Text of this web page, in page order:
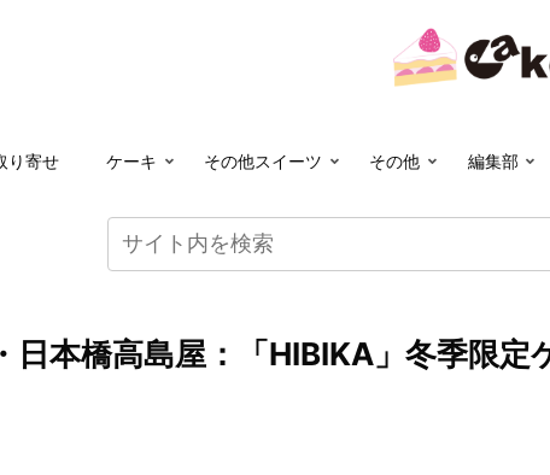
り寄せ ケーキ その他スイーツ その他 編集部
日本橋高島屋：「HIBIKA」冬季限定